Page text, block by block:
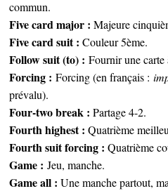
commun.
Five card major : Majeure
Five card suit : Couleur 5ème.
Follow suit (to) :Fournir une
Forcing : Forcing (en français :
prévalu).
Four-two break : Partage 4-2.
Fourth highest : Quatrième
Fourth suit forcing : Quatrième
Game :Jeu, manche.
Game all : Une manche partout,